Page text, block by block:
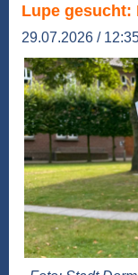
Lupe gesucht:
29.07.2026 /